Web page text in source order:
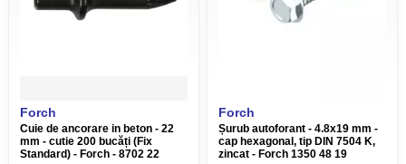
Forch
Cuie de ancorare in beton - 22
mm - cutie 200 bucăți (Fix
Standard) - Forch - 8702 22
Forch
Șurub autoforant - 4.8x19 mm -
cap hexagonal, tip DIN 7504 K,
zincat - Forch 1350 48 19